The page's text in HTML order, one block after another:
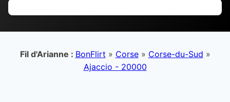
Fil d'Arianne : BonFlirt » Corse» Corse-du-Sud »
Ajaccio - 20000